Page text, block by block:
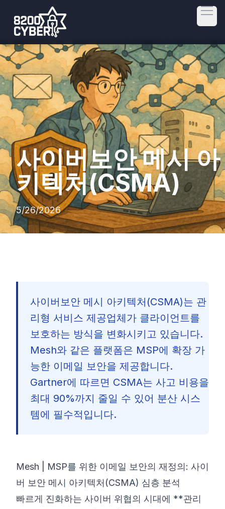
©2026 8200 사이버 부트캠프
사이버보안 메시 아
키텍처(CSMA)
5/26/2026
사이버보안 메시 아키텍처(CSMA)는 관
리형 서비스 제공업체가 클라이언트를
보호하는 방식을 변화시키고 있습니다.
Mesh와 같은 플랫폼은 MSP에 확장 가
능한 이메일 보안을 제공합니다.
Gartner에 따르면 CSMA는 사고 비용을
최대 90%까지 줄일 수 있어 분산 시스
템에 필수적입니다.
Mesh | MSP를 위한 이메일 보안의 재정의: 사이
버 보안 메시 아키텍처(CSMA) 심층 분석
빠르게 진화하는 사이버 위협의 시대에 **관리